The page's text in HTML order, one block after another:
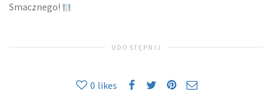
Smacznego!
UDOSTĘPNIJ
0 likes